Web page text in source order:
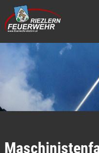
direkt zur Navigation
direkt zum Inhalt